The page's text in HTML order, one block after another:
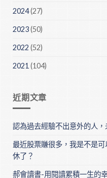
2024(27)
2023(50)
2022 (52)
2021 (104)
近期文章
認為過去經驗不出意外的人
最近股票賺很多，我是不是
休了？
郝會讀書-用閱讀累積一生的